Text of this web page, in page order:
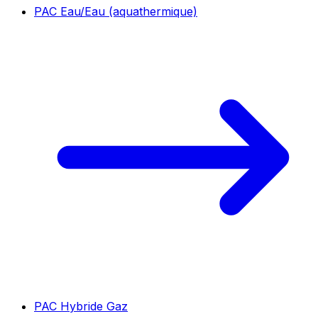
PAC Eau/Eau (aquathermique)
PAC Hybride Gaz